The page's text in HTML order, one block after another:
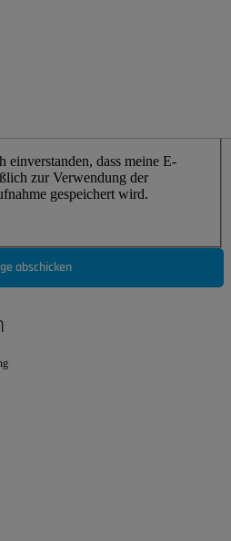
einverstanden, dass meine E-
zur Verwendung der
gespeichert wird.
abschicken